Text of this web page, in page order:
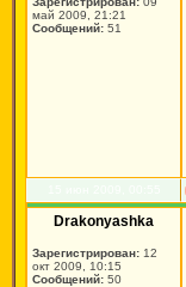
май 2009, 21:21
Сообщений: 51
Drakonyashka
Зарегистрирован: 12
окт 2009, 10:15
Сообщений: 50